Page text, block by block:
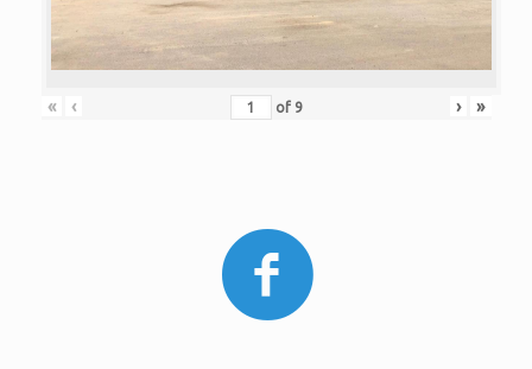
« ‹ of 9 › »